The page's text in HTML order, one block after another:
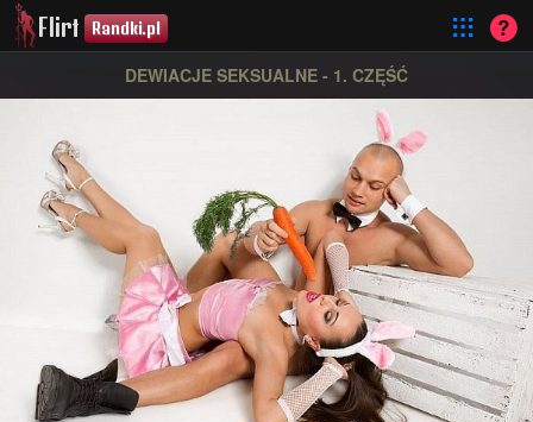
Flirt Randki.pl
DEWIACJE SEKSUALNE - 1. CZĘŚĆ